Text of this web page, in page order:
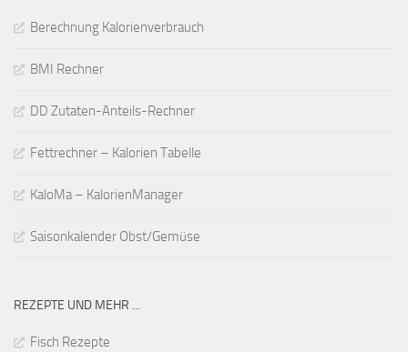
Berechnung Kalorienverbrauch
BMI Rechner
DD Zutaten-Anteils-Rechner
Fettrechner – Kalorien Tabelle
KaloMa – KalorienManager
Saisonkalender Obst/Gemüse
REZEPTE UND MEHR ...
Fisch Rezepte